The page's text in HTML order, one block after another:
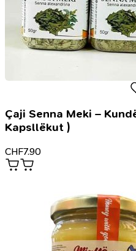
Çaji Senna Meki –
Kapsllëkut )
CHF7.90